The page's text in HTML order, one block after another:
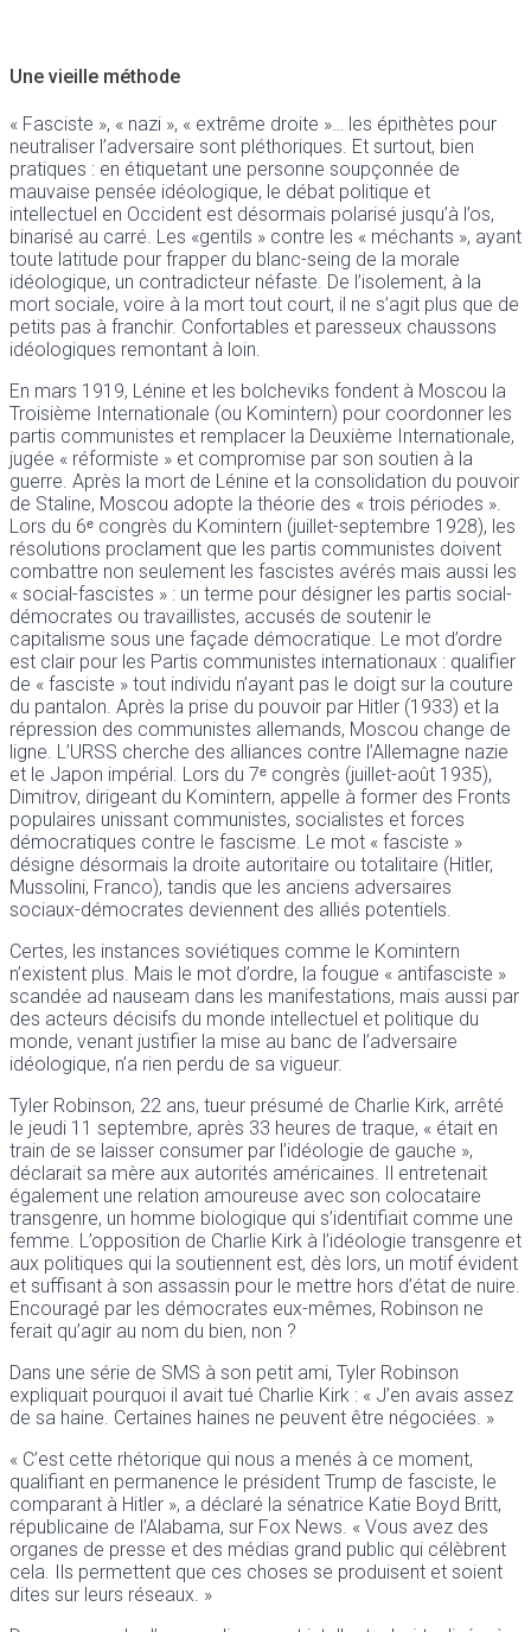
Une vieille méthode
« Fasciste », « nazi », « extrême droite »… les épithètes pour
neutraliser l’adversaire sont pléthoriques. Et surtout, bien
pratiques : en étiquetant une personne soupçonnée de
mauvaise pensée idéologique, le débat politique et
intellectuel en Occident est désormais polarisé jusqu’à l’os,
binarisé au carré. Les «gentils » contre les « méchants », ayant
toute latitude pour frapper du blanc-seing de la morale
idéologique, un contradicteur néfaste. De l’isolement, à la
mort sociale, voire à la mort tout court, il ne s’agit plus que de
petits pas à franchir. Confortables et paresseux chaussons
idéologiques remontant à loin.
En mars 1919, Lénine et les bolcheviks fondent à Moscou la
Troisième Internationale (ou Komintern) pour coordonner les
partis communistes et remplacer la Deuxième Internationale,
jugée « réformiste » et compromise par son soutien à la
guerre. Après la mort de Lénine et la consolidation du pouvoir
de Staline, Moscou adopte la théorie des « trois périodes ».
Lors du 6ᵉ congrès du Komintern (juillet-septembre 1928), les
résolutions proclament que les partis communistes doivent
combattre non seulement les fascistes avérés mais aussi les
« social-fascistes » : un terme pour désigner les partis social-
démocrates ou travaillistes, accusés de soutenir le
capitalisme sous une façade démocratique. Le mot d’ordre
est clair pour les Partis communistes internationaux : qualifier
de « fasciste » tout individu n’ayant pas le doigt sur la couture
du pantalon. Après la prise du pouvoir par Hitler (1933) et la
répression des communistes allemands, Moscou change de
ligne. L’URSS cherche des alliances contre l’Allemagne nazie
et le Japon impérial. Lors du 7ᵉ congrès (juillet-août 1935),
Dimitrov, dirigeant du Komintern, appelle à former des Fronts
populaires unissant communistes, socialistes et forces
démocratiques contre le fascisme. Le mot « fasciste »
désigne désormais la droite autoritaire ou totalitaire (Hitler,
Mussolini, Franco), tandis que les anciens adversaires
sociaux-démocrates deviennent des alliés potentiels.
Certes, les instances soviétiques comme le Komintern
n’existent plus. Mais le mot d’ordre, la fougue « antifasciste »
scandée ad nauseam dans les manifestations, mais aussi par
des acteurs décisifs du monde intellectuel et politique du
monde, venant justifier la mise au banc de l’adversaire
idéologique, n’a rien perdu de sa vigueur.
Tyler Robinson, 22 ans, tueur présumé de Charlie Kirk, arrêté
le jeudi 11 septembre, après 33 heures de traque, « était en
train de se laisser consumer par l’idéologie de gauche »,
déclarait sa mère aux autorités américaines. Il entretenait
également une relation amoureuse avec son colocataire
transgenre, un homme biologique qui s’identifiait comme une
femme. L’opposition de Charlie Kirk à l’idéologie transgenre et
aux politiques qui la soutiennent est, dès lors, un motif évident
et suffisant à son assassin pour le mettre hors d’état de nuire.
Encouragé par les démocrates eux-mêmes, Robinson ne
ferait qu’agir au nom du bien, non ?
Dans une série de SMS à son petit ami, Tyler Robinson
expliquait pourquoi il avait tué Charlie Kirk : « J’en avais assez
de sa haine. Certaines haines ne peuvent être négociées. »
« C’est cette rhétorique qui nous a menés à ce moment,
qualifiant en permanence le président Trump de fasciste, le
comparant à Hitler », a déclaré la sénatrice Katie Boyd Britt,
républicaine de l’Alabama, sur Fox News. « Vous avez des
organes de presse et des médias grand public qui célèbrent
cela. Ils permettent que ces choses se produisent et soient
dites sur leurs réseaux. »